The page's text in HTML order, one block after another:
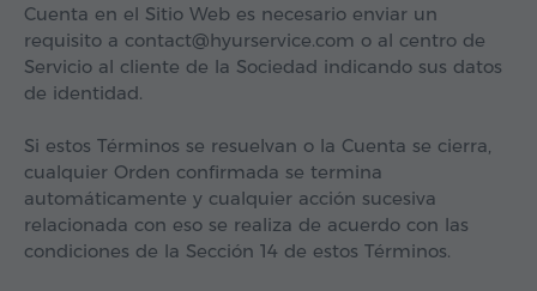
Cuenta en el Sitio Web es necesario enviar un
requisito a contact@hyurservice.com o al centro de
Servicio al cliente de la Sociedad indicando sus datos
de identidad.
Si estos Términos se resuelvan o la Cuenta se cierra,
cualquier Orden confirmada se termina
automáticamente y cualquier acción sucesiva
relacionada con eso se realiza de acuerdo con las
condiciones de la Sección 14 de estos Términos.